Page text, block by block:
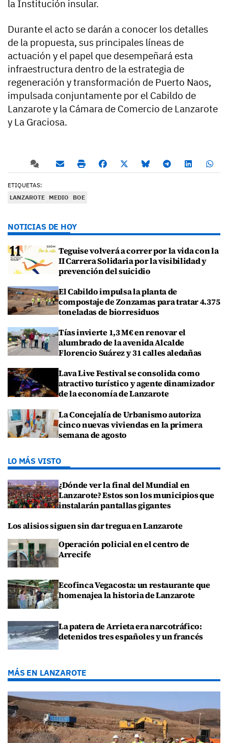
la Institución insular.
Durante el acto se darán a conocer los detalles
de la propuesta, sus principales líneas de
actuación y el papel que desempeñará esta
infraestructura dentro de la estrategia de
regeneración y transformación de Puerto Naos,
impulsada conjuntamente por el Cabildo de
Lanzarote y la Cámara de Comercio de Lanzarote
y La Graciosa.
ETIQUETAS:
LANZAROTE MEDIO BOE
NOTICIAS DE HOY
Teguise volverá a correr por la vida con la
II Carrera Solidaria por la visibilidad y
prevención del suicidio
El Cabildo impulsa la planta de
compostaje de Zonzamas para tratar 4.375
toneladas de biorresiduos
Tías invierte 1,3 M€ en renovar el
alumbrado de la avenida Alcalde
Florencio Suárez y 31 calles aledañas
Lava Live Festival se consolida como
atractivo turístico y agente dinamizador
de la economía de Lanzarote
La Concejalía de Urbanismo autoriza
cinco nuevas viviendas en la primera
semana de agosto
LO MÁS VISTO
¿Dónde ver la final del Mundial en
Lanzarote? Estos son los municipios que
instalarán pantallas gigantes
Los alisios siguen sin dar tregua en Lanzarote
Operación policial en el centro de
Arrecife
Ecofinca Vegacosta: un restaurante que
homenajea la historia de Lanzarote
La patera de Arrieta era narcotráfico:
detenidos tres españoles y un francés
MÁS EN LANZAROTE